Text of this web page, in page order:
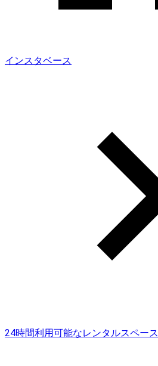
インスタベース
24時間利用可能なレンタルスペース